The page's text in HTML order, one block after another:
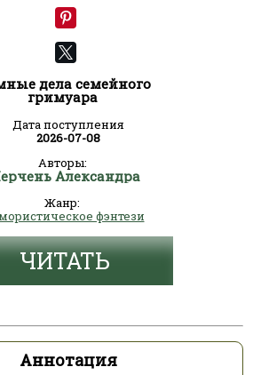
дела семейного
гримуара
Дата поступления
2026-07-08
Авторы:
Александра
Жанр:
фэнтези
ЧИТАТЬ
Аннотация